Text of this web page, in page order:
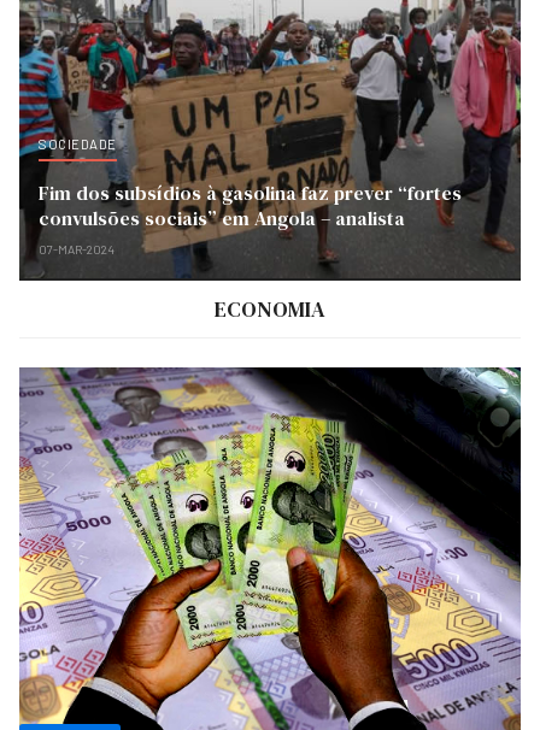
SOCIEDADE
Fim dos subsídios à gasolina faz prever “fortes
convulsões sociais” em Angola – analista
07-MAR-2024
ECONOMIA